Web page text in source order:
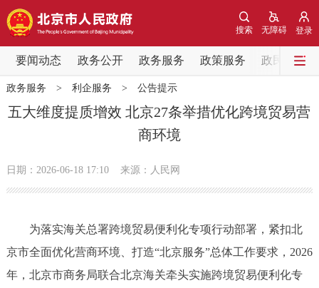
登录
无障碍
搜索
要闻动态 政务公开 政务服务 政策服务 政民互动
要闻动态
党中央精神 国务院信息
会议信息
市领导 机构职能 政策服务
政务服务 > 利企服务 > 公告提示
五大维度提质增效 北京27条举措优化跨境贸易营
商环境
日期：2026-06-18 17:10 来源：人民网
为落实海关总署跨境贸易便利化专项行动部署，紧扣北
京市全面优化营商环境、打造“北京服务”总体工作要求，2026
年，北京市商务局联合北京海关牵头实施跨境贸易便利化专